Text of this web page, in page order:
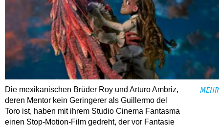
Die mexikanischen Brüder Roy und Arturo Ambriz,
deren Mentor kein Geringerer als Guillermo del
Toro ist, haben mit ihrem Studio Cinema Fantasma
einen Stop-Motion-Film gedreht, der vor Fantasie
MEHR